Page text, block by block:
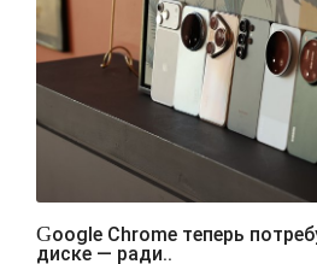
Google Chrome теперь потребует до 20 Гбайт на
диске — ради..